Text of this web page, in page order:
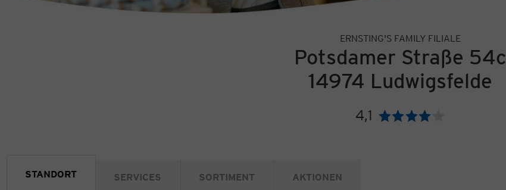
ERNSTING'S FAMILY FILIALE
Potsdamer Straße 54c
14974 Ludwigsfelde
4,1 Bewertung:
STANDORT SERVICES SORTIMENT AKTIONEN